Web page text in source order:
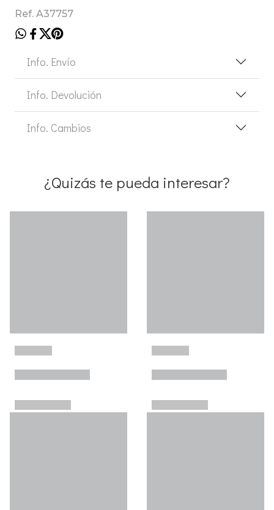
Ref. A37757
Info. Envío
Info. Devolución
Info. Cambios
¿Quizás te pueda interesar?